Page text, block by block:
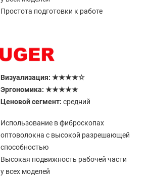
Простота подготовки к работе
Визуализация: ★★★★☆
Эргономика: ★★★★★
Ценовой сегмент: средний
Использование в фиброскопах
оптоволокна с высокой разрешающей
способностью
Высокая подвижность рабочей части
у всех моделей